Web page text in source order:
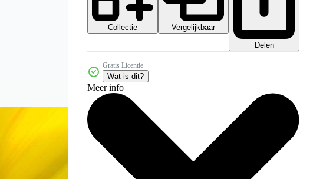
Collectie
Vergelijkbaar
Delen
Gratis Licentie
Wat is dit?
Meer info